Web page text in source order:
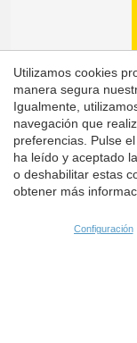
Utilizamos cookies
manera segura
Igualmente,
navegación que
preferencias. Pulse
ha leído y aceptado
o deshabilitar estas
obtener más
Configuración
Guardar